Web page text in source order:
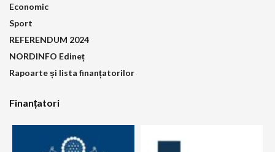
Economic
Sport
REFERENDUM 2024
NORDINFO Edineț
Rapoarte și lista finanțatorilor
Finanțatori